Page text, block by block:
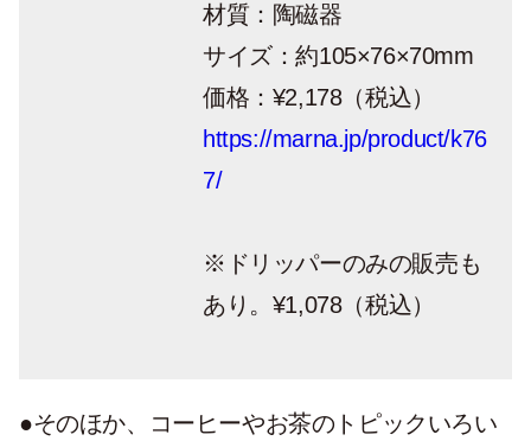
材質：陶磁器
サイズ：約105×76×70mm
価格：¥2,178（税込）
https://marna.jp/product/k76
7/
※ドリッパーのみの販売も
あり。 ¥1,078（税込）
●そのほか、コーヒーやお茶のトピックいろい